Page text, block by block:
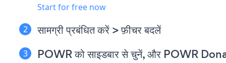
Start for free now
सामग्री प्रबंधित करें > फ़ीचर बदलें
POWR को साइडबार से चुनें, और POWR